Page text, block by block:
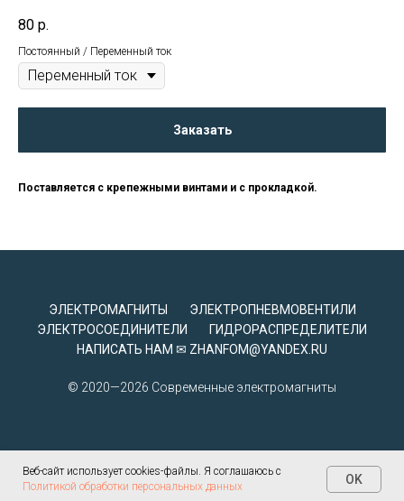
80 р.
Постоянный / Переменный ток
Заказать
Поставляется с крепежными винтами и с прокладкой.
ЭЛЕКТРОМАГНИТЫ
ЭЛЕКТРОПНЕВМОВЕНТИЛИ
ЭЛЕКТРОСОЕДИНИТЕЛИ
ГИДРОРАСПРЕДЕЛИТЕЛИ
НАПИСАТЬ НАМ ✉ ZHANFOM@YANDEX.RU
© 2020—2026 Современные электромагниты
Политика конфиденциальности
Веб-сайт использует cookies-файлы. Я соглашаюсь с
Политикой обработки персональных данных
OK